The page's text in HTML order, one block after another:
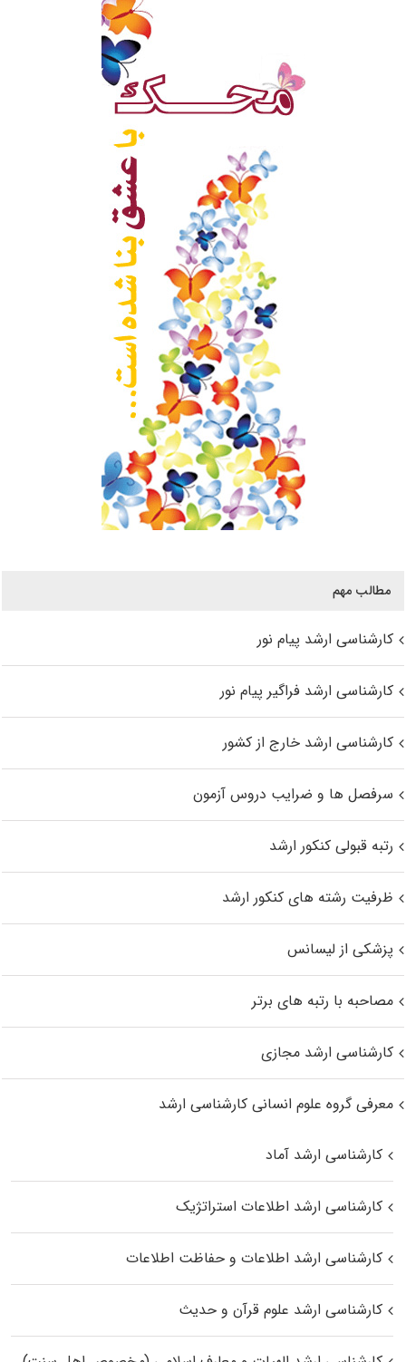
مطالب مهم
کارشناسی ارشد پیام نور
کارشناسی ارشد فراگیر پیام نور
کارشناسی ارشد خارج از کشور
سرفصل ها و ضرایب دروس آزمون
رتبه قبولی کنکور ارشد
ظرفیت رشته های کنکور ارشد
پزشکی از لیسانس
مصاحبه با رتبه های برتر
کارشناسی ارشد مجازی
معرفی گروه علوم انسانی کارشناسی ارشد
کارشناسی ارشد آماد
کارشناسی ارشد اطلاعات استراتژیک
کارشناسی ارشد اطلاعات و حفاظت اطلاعات
کارشناسی ارشد علوم قرآن و حدیث